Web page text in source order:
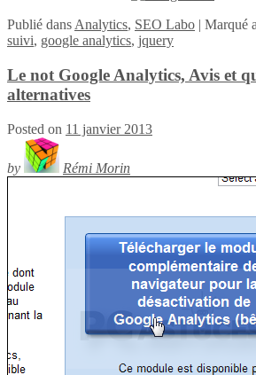
Publié dans Analytics, SEO Labo | Marqué
suivi, google analytics, jquery
Le not Google Analytics, Avis et
alternatives
Posted on 11 janvier 2013
by Rémi Morin